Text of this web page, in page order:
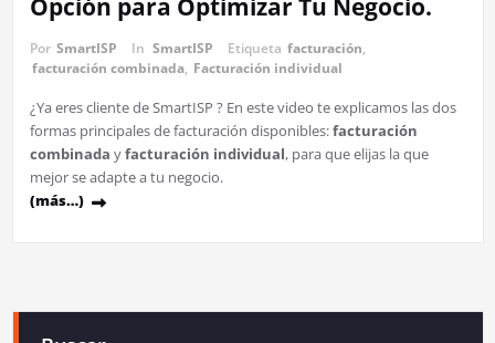
Opción para Optimizar Tu Negocio.
Por SmartISP In SmartISP Etiqueta facturación,
facturación combinada, Facturación individual
¿Ya eres cliente de SmartISP ? En este video te explicamos las dos
formas principales de facturación disponibles:facturación
combinada yfacturación individual, para que elijas la que
mejor se adapte a tu negocio.
(más…)